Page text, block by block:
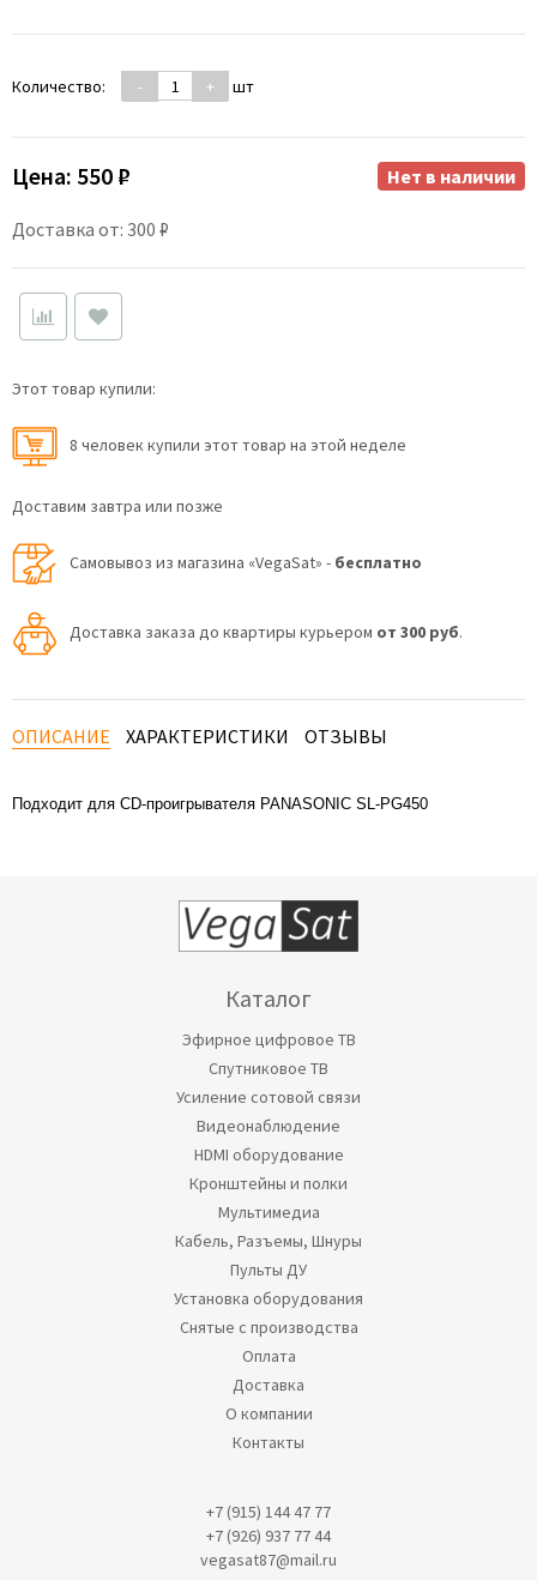
Количество: - + шт
Цена: 550 ₽
Доставка от: 300 ₽
Нет в наличии
Этот товар купили:
8 человек купили этот товар на этой неделе
Доставим завтра или позже
Самовывоз из магазина «VegaSat» - бесплатно
Доставка заказа до квартиры курьером от 300 руб.
ОПИСАНИЕ ХАРАКТЕРИСТИКИ ОТЗЫВЫ
Подходит для CD-проигрывателя PANASONIC SL-PG450
Каталог
Эфирное цифровое ТВ
Спутниковое ТВ
Усиление сотовой связи
Видеонаблюдение
HDMI оборудование
Кронштейны и полки
Мультимедиа
Кабель, Разъемы, Шнуры
Пульты ДУ
Установка оборудования
Снятые с производства
Оплата
Доставка
О компании
Контакты
+7 (915) 144 47 77
+7 (926) 937 77 44
vegasat87@mail.ru